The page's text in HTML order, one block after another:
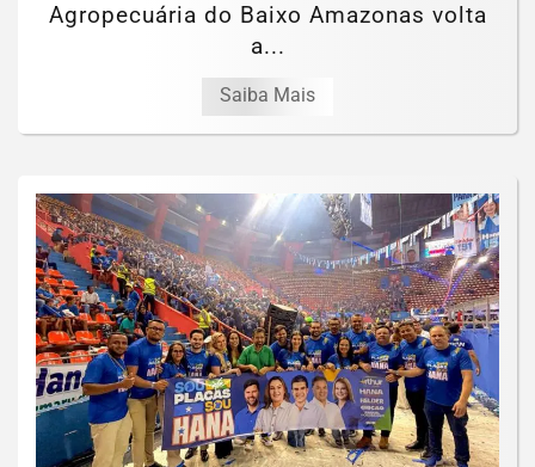
Agropecuária do Baixo Amazonas volta
a...
Saiba Mais